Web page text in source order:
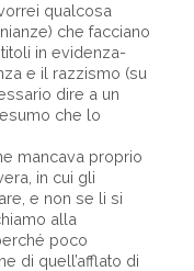
qualcosa
che facciano
in evidenza-
e il razzismo (su
dire a un
che lo
mancava proprio
in cui gli
e non se li si
alla
poco
di quell’afflato di